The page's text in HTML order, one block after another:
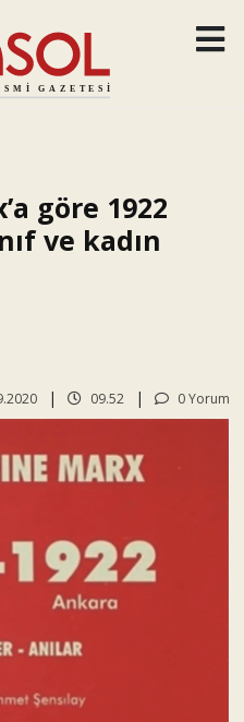
göre 1922
ve kadın
0 Yorum
09.52